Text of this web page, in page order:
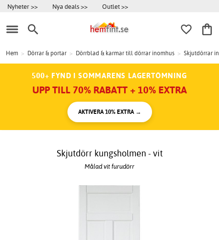
Nyheter >> Nya deals >> Outlet >>
Hem > Dörrar & portar > Dörrblad & karmar till dörrar inomhus > Skjutdörrar
500+ FYND I SOMMARENS LAGERTÖMNING
UPP TILL 70% RABATT + 10% EXTRA
AKTIVERA 10% EXTRA →
Skjutdörr kungsholmen - vit
Målad vit furudörr